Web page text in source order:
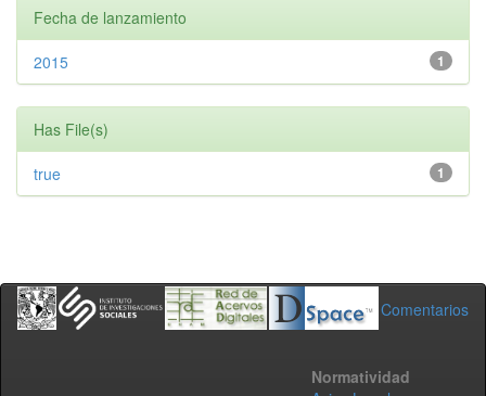
Fecha de lanzamiento
1
2015
Has File(s)
1
true
Comentarios
Normatividad